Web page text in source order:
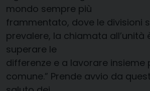
mondo sempre più
frammentato, dove le divisioni
prevalere, la chiamata all’unità
superare le
differenze e a lavorare insieme
comune.” Prende avvio da